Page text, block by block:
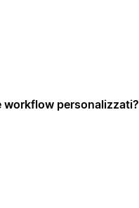
workflow personalizzati?